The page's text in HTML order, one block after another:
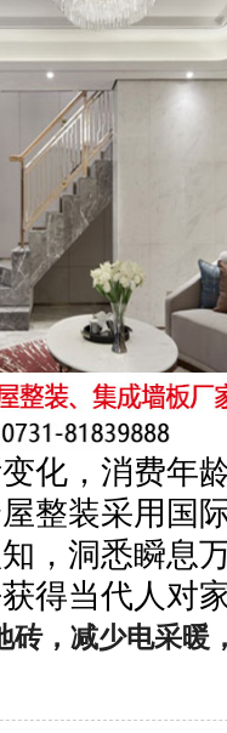
化，消费年
整装采用国
，洞悉瞬息
得当代人对
砖，减少电采暖